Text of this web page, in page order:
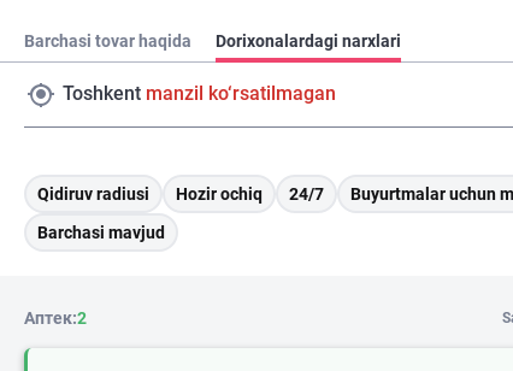
Barchasi tovar haqida Dorixonalardagi narxlari
Toshkent manzil ko‘rsatilmagan
Qidiruv radiusi Hozir ochiq 24/7 Buyurtmalar uchun
Barchasi mavjud
Аптек:2